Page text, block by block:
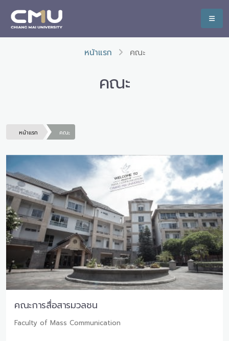
หน้าแรก คณะ
คณะ
หน้าแรก คณะ
คณะการสื่อสารมวลชน
Faculty of Mass Communication